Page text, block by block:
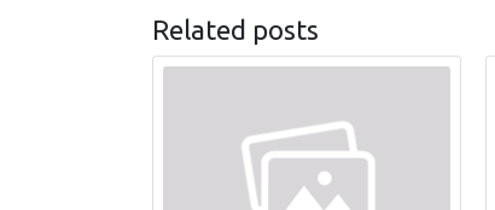
Related posts